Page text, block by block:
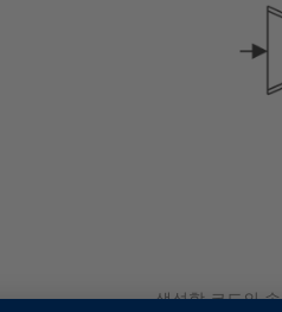
생성할 코드의